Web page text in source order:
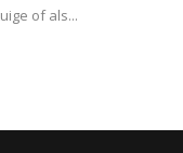
of als...